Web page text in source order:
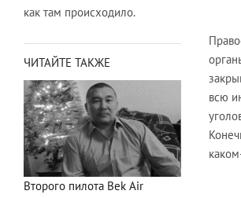
как там происходило.
ЧИТАЙТЕ ТАКЖЕ
Второго пилота Bek Air
всю